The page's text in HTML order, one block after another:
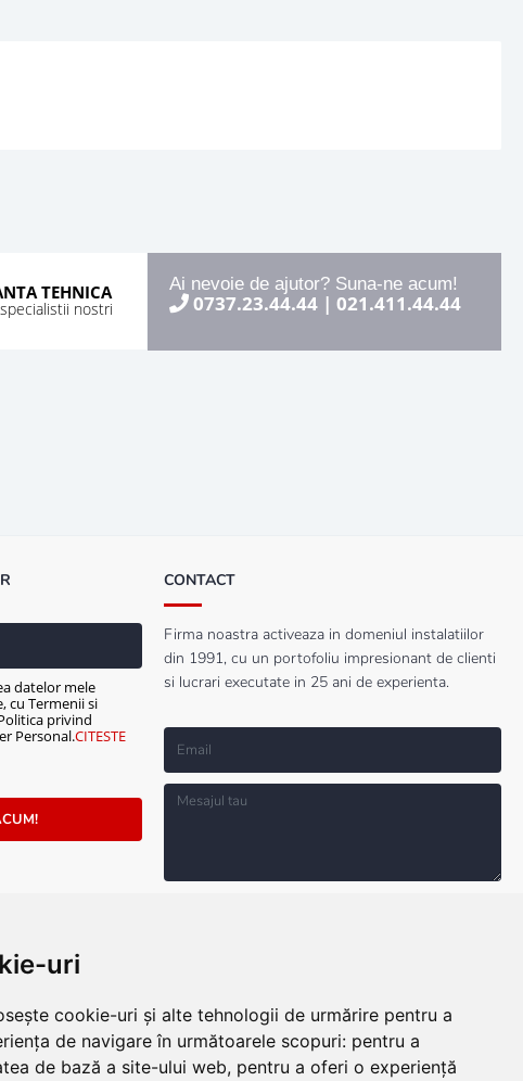
uri
cookie-uri și alte tehnologii de urmărire pentru a
de navigare în următoarele scopuri: pentru a
de bază a site-ului web, pentru a oferi o experiență
TEHNICA
nostri
Ai nevoie de ajutor? Suna-ne acum!
0737.23.44.44 | 021.411.44.44
datelor mele
cu Termenii si
privind
Personal.CITESTE
CONTACT
Firma noastra activeaza in domeniul instalatiilor
din 1991, cu un portofoliu impresionant de clienti
si lucrari executate in 25 ani de experienta.
TRIMITE MESAJ